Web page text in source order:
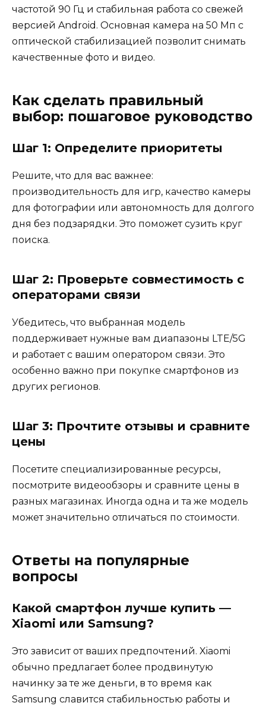
частотой 90 Гц и стабильная работа со свежей
версией Android. Основная камера на 50 Мп с
оптической стабилизацией позволит снимать
качественные фото и видео.
Как сделать правильный
выбор: пошаговое руководство
Шаг 1: Определите приоритеты
Решите, что для вас важнее:
производительность для игр, качество камеры
для фотографии или автономность для долгого
дня без подзарядки. Это поможет сузить круг
поиска.
Шаг 2: Проверьте совместимость с
операторами связи
Убедитесь, что выбранная модель
поддерживает нужные вам диапазоны LTE/5G
и работает с вашим оператором связи. Это
особенно важно при покупке смартфонов из
других регионов.
Шаг 3: Прочтите отзывы и сравните
цены
Посетите специализированные ресурсы,
посмотрите видеообзоры и сравните цены в
разных магазинах. Иногда одна и та же модель
может значительно отличаться по стоимости.
Ответы на популярные
вопросы
Какой смартфон лучше купить —
Xiaomi или Samsung?
Это зависит от ваших предпочтений. Xiaomi
обычно предлагает более продвинутую
начинку за те же деньги, в то время как
Samsung славится стабильностью работы и